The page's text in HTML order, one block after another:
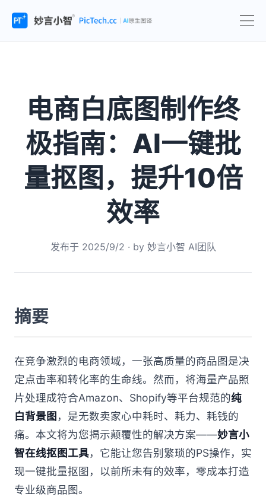
电商白底图制作终
极指南：AI一键批
量抠图，提升10倍
效率
发布于 2025/9/2 · by 妙言小智 AI团队
摘要
在竞争激烈的电商领域，一张高质量的商品图是决
定点击率和转化率的生命线。然而，将海量产品照
片处理成符合Amazon、Shopify等平台规范的纯
白背景图 ，是无数卖家心中耗时、耗力、耗钱的
痛。本文将为您揭示颠覆性的解决方案——妙言小
智在线抠图工具，它能让您告别繁琐的PS操作，实
现一键批量抠图，以前所未有的效率，零成本打造
专业级商品图。